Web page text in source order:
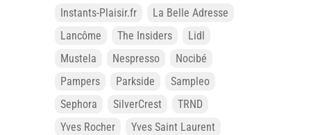
Instants-Plaisir.fr
La Belle Adresse
Lancôme
The Insiders
Lidl
Mustela
Nespresso
Nocibé
Pampers
Parkside
Sampleo
Sephora
SilverCrest
TRND
Yves Rocher
Yves Saint Laurent